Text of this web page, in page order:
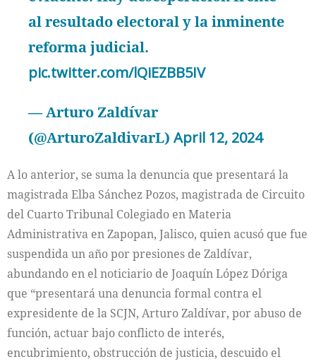
al resultado electoral y la inminente
reforma judicial.
pic.twitter.com/lQiEZBB5IV
— Arturo Zaldívar
(@ArturoZaldivarL) April 12, 2024
A lo anterior, se suma la denuncia que presentará la
magistrada Elba Sánchez Pozos, magistrada de Circuito
del Cuarto Tribunal Colegiado en Materia
Administrativa en Zapopan, Jalisco, quien acusó que fue
suspendida un año por presiones de Zaldívar,
abundando en el noticiario de Joaquín López Dóriga
que “presentará una denuncia formal contra el
expresidente de la SCJN, Arturo Zaldívar, por abuso de
función, actuar bajo conflicto de interés,
encubrimiento, obstrucción de justicia, descuido el